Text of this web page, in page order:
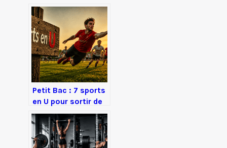
critères de
sélection et 12
disciplines
adaptées à votre
profil
Petit Bac : 7 sports
en U pour sortir de
l’impasse et
marquer des points